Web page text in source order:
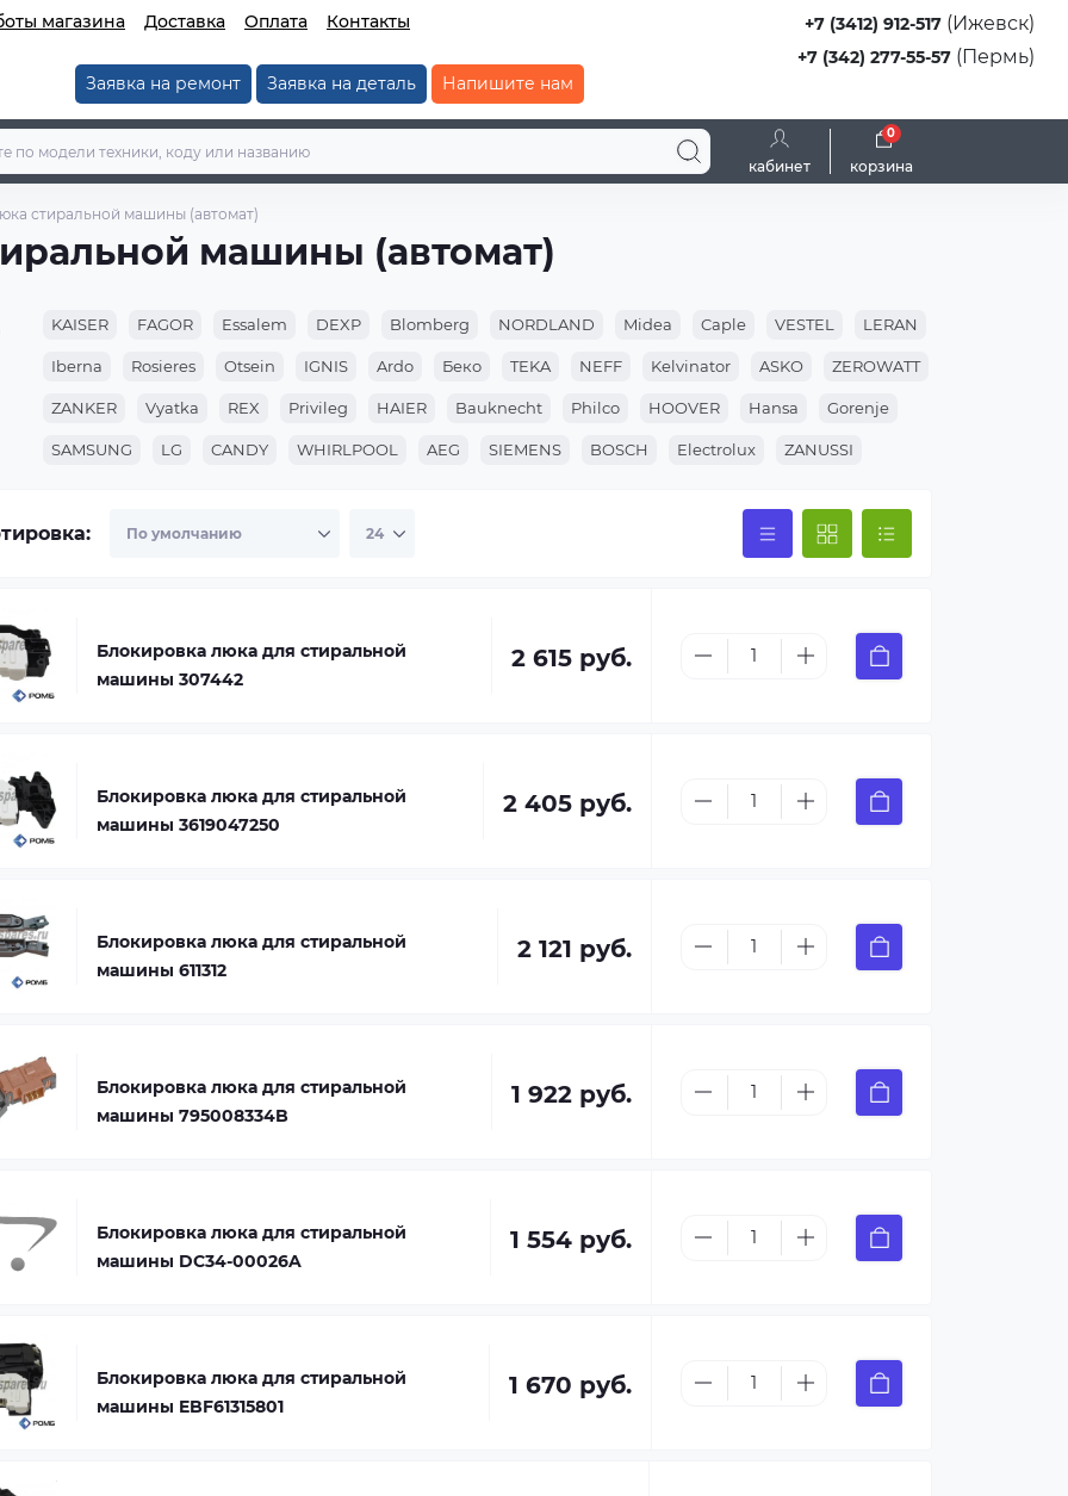
магазина Доставка Оплата Контакты
Заявка на ремонт Заявка на деталь Напишите нам
+7 (3412) 912-517 (Ижевск)
+7 (342) 277-55-57 (Пермь)
кабинет корзина
0
стиральной машины (автомат)
машины (автомат)
KAISER FAGOR Essalem DEXP Blomberg NORDLAND Midea Caple VESTEL LERAN
Iberna Rosieres Otsein IGNIS Ardo Беко TEKA NEFF Kelvinator ASKO ZEROWATT
ZANKER Vyatka REX Privileg HAIER Bauknecht Philco HOOVER Hansa Gorenje
SAMSUNG LG CANDY WHIRLPOOL AEG SIEMENS BOSCH Electrolux ZANUSSI
Блокировка люка для стиральной
машины 307442
2 615 руб.
Блокировка люка для стиральной
машины 3619047250
2 405 руб.
Блокировка люка для стиральной
машины 611312
2 121 руб.
Блокировка люка для стиральной
машины 795008334B
1 922 руб.
Блокировка люка для стиральной
машины DC34-00026A
1 554 руб.
Блокировка люка для стиральной
машины EBF61315801
1 670 руб.